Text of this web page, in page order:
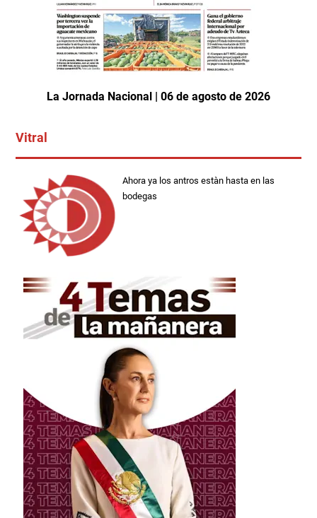
La Jornada Nacional | 06 de agosto de 2026
Vitral
Ahora ya los antros estàn hasta en las
bodegas